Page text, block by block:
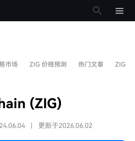
市场 ZIG 价格预测 热门文章 ZIG 问
(ZIG)
更新于2026.06.02